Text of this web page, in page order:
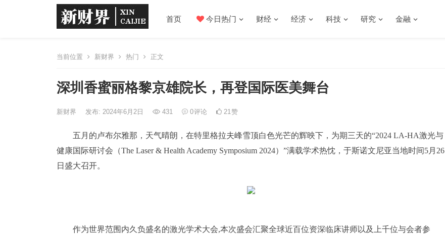
首页 今日热门 财经 经济 科技 研究 金融
当前位置 新财界 热门 正文
深圳香蜜丽格黎京雄院长，再登国际医美舞台
新财界 发布: 2024年6月2日 431 0评论 21赞
五月的卢布尔雅那，天气晴朗，在特里格拉夫峰雪顶白色光芒的辉映下，为期三天的“2024 LA-HA激光与
健康国际研讨会（The Laser & Health Academy Symposium 2024）”满载学术热忱，于斯诺文尼亚当地时间5月26
日盛大召开。
作为世界范围内久负盛名的激光学术大会,本次盛会汇聚全球近百位资深临床讲师以及上千位与会者参